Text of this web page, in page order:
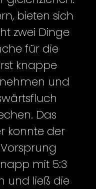
bieten sich
zwei Dinge
für die
knappe
und
Das
konnte der
Vorsprung
mit 5:3
und ließ die